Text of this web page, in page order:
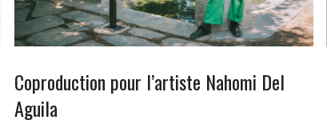
Coproduction pour l’artiste Nahomi Del
Aguila